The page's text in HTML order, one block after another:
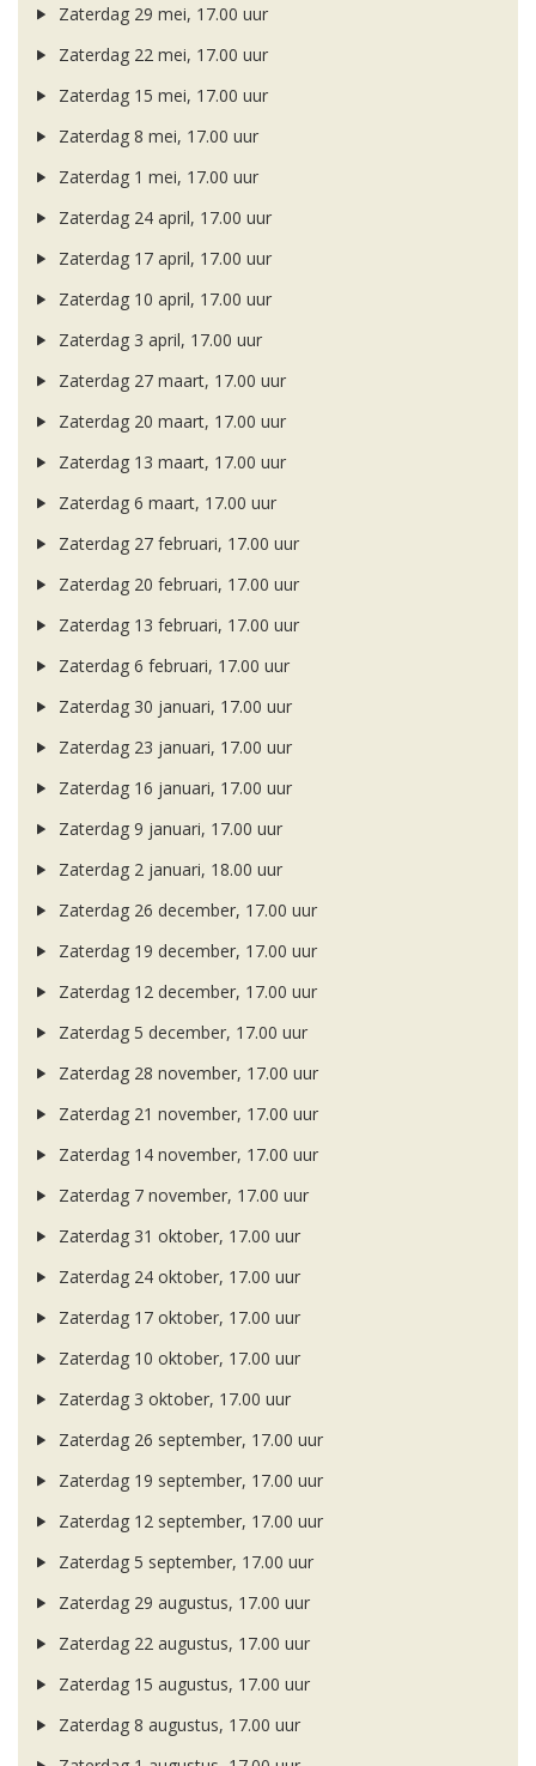
Zaterdag 29 mei, 17.00 uur
Zaterdag 22 mei, 17.00 uur
Zaterdag 15 mei, 17.00 uur
Zaterdag 8 mei, 17.00 uur
Zaterdag 1 mei, 17.00 uur
Zaterdag 24 april, 17.00 uur
Zaterdag 17 april, 17.00 uur
Zaterdag 10 april, 17.00 uur
Zaterdag 3 april, 17.00 uur
Zaterdag 27 maart, 17.00 uur
Zaterdag 20 maart, 17.00 uur
Zaterdag 13 maart, 17.00 uur
Zaterdag 6 maart, 17.00 uur
Zaterdag 27 februari, 17.00 uur
Zaterdag 20 februari, 17.00 uur
Zaterdag 13 februari, 17.00 uur
Zaterdag 6 februari, 17.00 uur
Zaterdag 30 januari, 17.00 uur
Zaterdag 23 januari, 17.00 uur
Zaterdag 16 januari, 17.00 uur
Zaterdag 9 januari, 17.00 uur
Zaterdag 2 januari, 18.00 uur
Zaterdag 26 december, 17.00 uur
Zaterdag 19 december, 17.00 uur
Zaterdag 12 december, 17.00 uur
Zaterdag 5 december, 17.00 uur
Zaterdag 28 november, 17.00 uur
Zaterdag 21 november, 17.00 uur
Zaterdag 14 november, 17.00 uur
Zaterdag 7 november, 17.00 uur
Zaterdag 31 oktober, 17.00 uur
Zaterdag 24 oktober, 17.00 uur
Zaterdag 17 oktober, 17.00 uur
Zaterdag 10 oktober, 17.00 uur
Zaterdag 3 oktober, 17.00 uur
Zaterdag 26 september, 17.00 uur
Zaterdag 19 september, 17.00 uur
Zaterdag 12 september, 17.00 uur
Zaterdag 5 september, 17.00 uur
Zaterdag 29 augustus, 17.00 uur
Zaterdag 22 augustus, 17.00 uur
Zaterdag 15 augustus, 17.00 uur
Zaterdag 8 augustus, 17.00 uur